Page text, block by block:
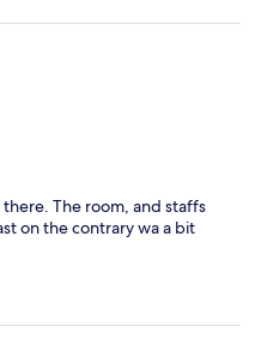
The room, and staffs
on the contrary wa a bit